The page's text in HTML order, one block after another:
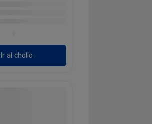
Ir al chollo